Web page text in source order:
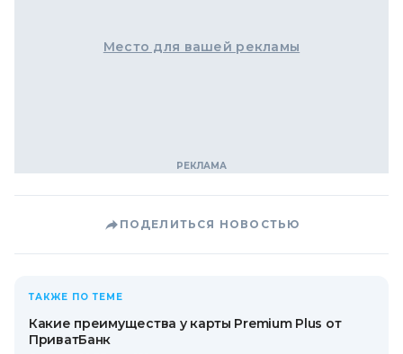
Место для вашей рекламы
ПОДЕЛИТЬСЯ НОВОСТЬЮ
ТАКЖЕ ПО ТЕМЕ
Какие преимущества у карты Premium Plus от
ПриватБанк